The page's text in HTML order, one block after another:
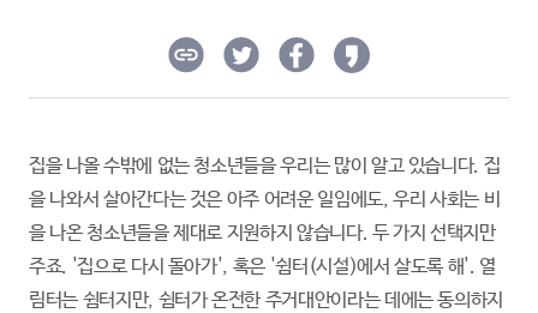
집을 나올 수밖에 없는 청소년들을 우리는 많이 알고 있습니다. 집
을 나와서 살아간다는 것은 아주 어려운 일임에도, 우리 사회는 비
을 나온 청소년들을 제대로 지원하지 않습니다. 두 가지 선택지만
주죠. '집으로 다시 돌아가', 혹은 '쉼터(시설)에서 살도록 해'. 열
림터는 쉼터지만, 쉼터가 온전한 주거대안이라는 데에는 동의하지